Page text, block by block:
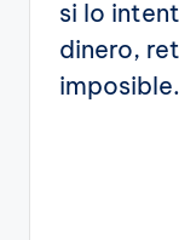
si lo
dinero,
imposible.